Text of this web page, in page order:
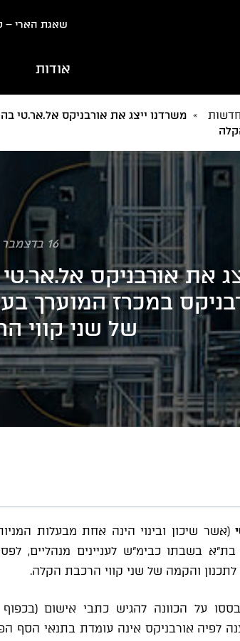
שאגת הארי –
אודות
» משרדנו ייצג את אורבניקס אל.אר.טי
16 בדצמבר 2021
את אורבניקס
במכרז המוערך
של שני קווי
(אשר שיכון ובינוי הינה אחת מבעלות
בשבתו כבימ"ש לעניינים מנהליים,
והקמה של שני קווי הרכבת הקלה.
על הכוונה להגיש כתבי אישום
לפיה אורבניקס אינה עומדת בתנאי הסף